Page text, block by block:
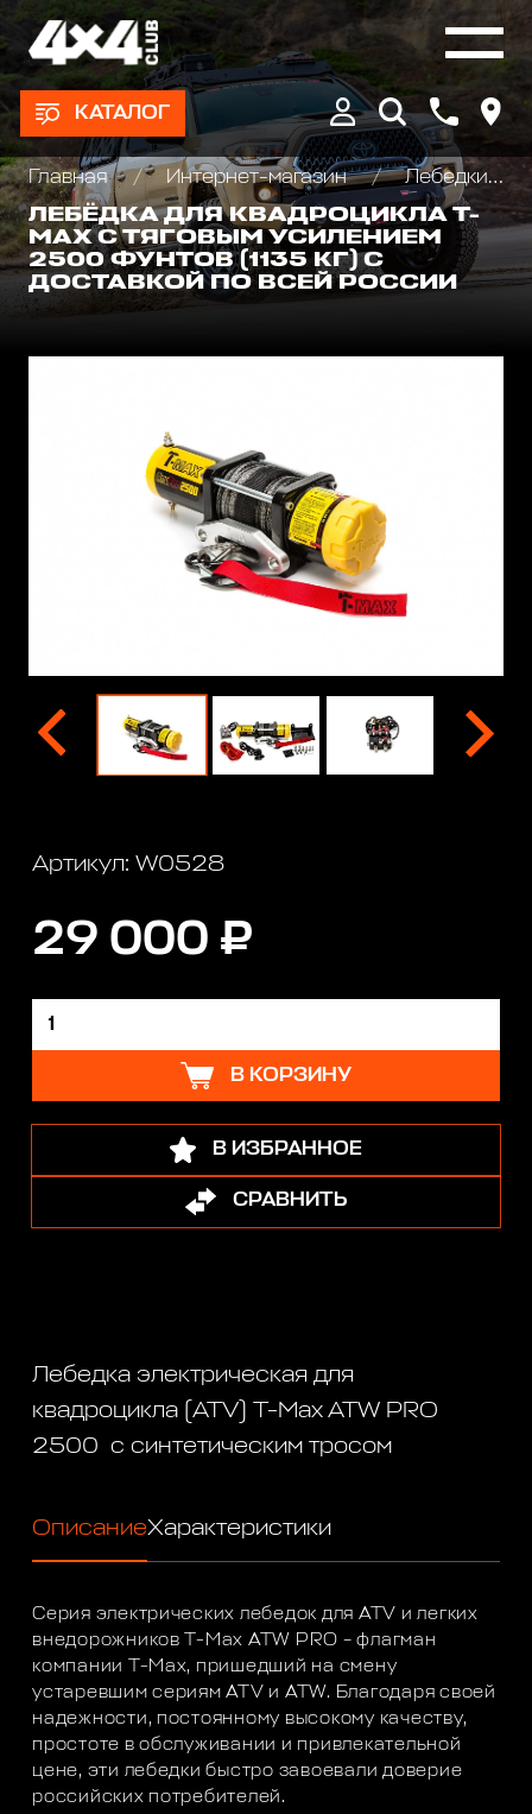
КАТАЛОГ
Главная Интернет-магазин
Лебедки автомобильные, для квадроциклов и эвакуаторов
ЛЕБЁДКА ДЛЯ КВАДРОЦИКЛА T-
MAX С ТЯГОВЫМ УСИЛЕНИЕМ
2500 ФУНТОВ (1135 КГ) С
ДОСТАВКОЙ ПО ВСЕЙ РОССИИ
Артикул: W0528
29 000 ₽
В КОРЗИНУ
В ИЗБРАННОЕ
СРАВНИТЬ
Лебедка электрическая для
квадроцикла (ATV) T-Max ATW PRO
2500 с синтетическим тросом
ОписаниеХарактеристики
Серия электрических лебедок для ATV и легких
внедорожников T-Max ATW PRO – флагман
компании T-Max, пришедший на смену
устаревшим сериям ATV и ATW. Благодаря своей
надежности, постоянному высокому качеству,
простоте в обслуживании и привлекательной
цене, эти лебедки быстро завоевали доверие
российских потребителей.